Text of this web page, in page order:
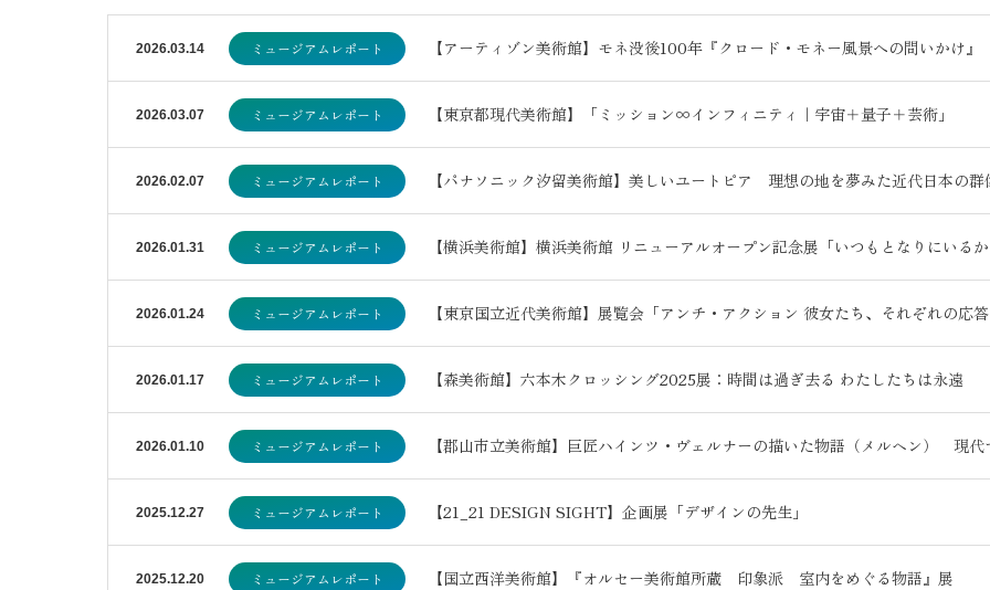
2026.03.14 ミュージアムレポート 【アーティゾン美術館】モネ没後100年『クロード・モネー風景への問いかけ』
2026.03.07 ミュージアムレポート 【東京都現代美術館】「ミッション∞インフィニティ｜宇宙＋量子＋芸術」
2026.02.07 ミュージアムレポート 【パナソニック汐留美術館】美しいユートピア 理想の地を夢みた近代日本の群
2026.01.31 ミュージアムレポート 【横浜美術館】横浜美術館 リニューアルオープン記念展「いつもとなりにい
2026.01.24 ミュージアムレポート 【東京国立近代美術館】展覧会「アンチ・アクション 彼女たち、それぞれの応
2026.01.17 ミュージアムレポート 【森美術館】六本木クロッシング2025展：時間は過ぎ去る わたしたちは永遠
2026.01.10 ミュージアムレポート 【郡山市立美術館】巨匠ハインツ・ヴェルナーの描いた物語（メルヘン） 現
2025.12.27 ミュージアムレポート 【21_21 DESIGN SIGHT】企画展「デザインの先生」
2025.12.20 ミュージアムレポート 【国立西洋美術館】『オルセー美術館所蔵 印象派 室内をめぐる物語』展